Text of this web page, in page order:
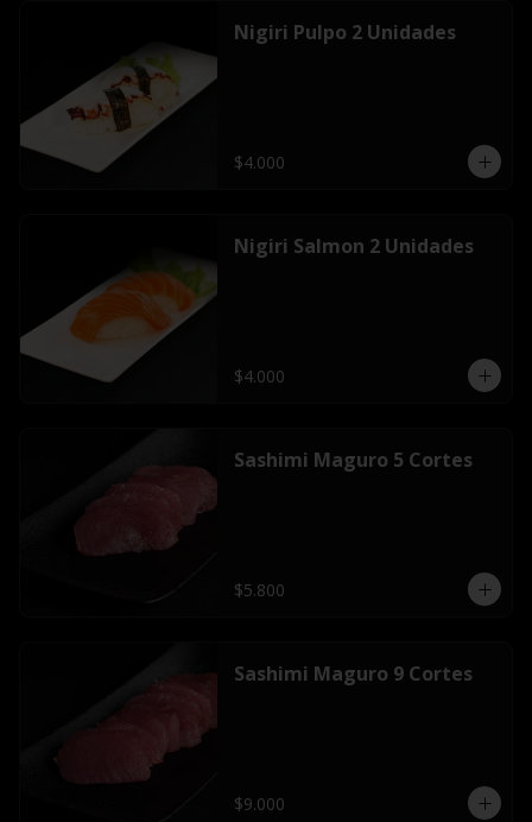
Nigiri Pulpo 2 Unidades
$4.000
Nigiri Salmon 2 Unidades
$4.000
Sashimi Maguro 5 Cortes
$5.800
Sashimi Maguro 9 Cortes
$9.000